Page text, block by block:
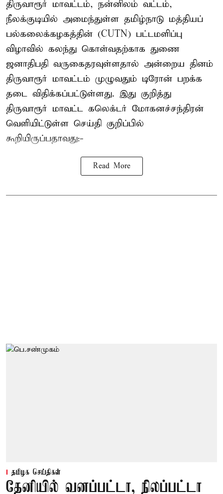
திருவாரூர் மாவட்டம், நன்னிலம் வட்டம்,
நீலக்குடியில் அமைந்துள்ள தமிழ்நாடு மத்தியப்
பல்கலைக்கழகத்தின் (CUTN) பட்டமளிப்பு
விழாவில் கலந்து கொள்வதற்காக துணை
ஜனாதிபதி வருகைதரவுள்ளதால் அன்றைய தினம்
திருவாரூர் மாவட்டம் முழுவதும் டிரோன் பறக்க
தடை விதிக்கப்பட்டுள்ளது. இது குறித்து
திருவாரூர் மாவட்ட கலெக்டர் மோகனச்சந்திரன்
வெளியிட்டுள்ள செய்தி குறிப்பில்
கூறியிருப்பதாவது:-
Read More
தமிழக செய்திகள்
தேனியில் வனப்பட்டா, நிலப்பட்டா